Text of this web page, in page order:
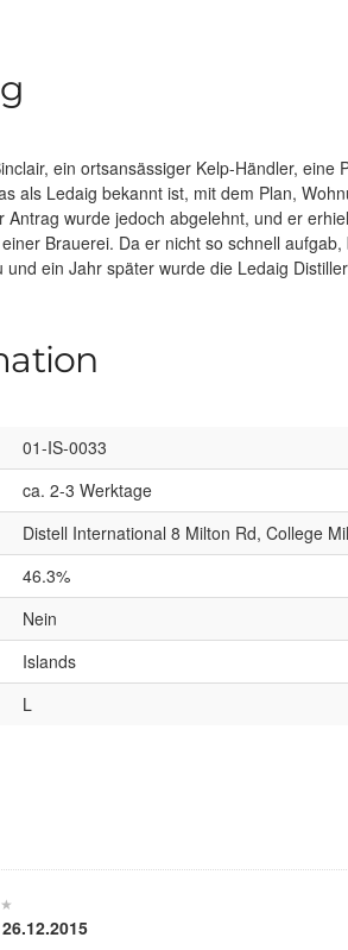
ein ortsansässiger Kelp-Händler, eine
als Ledaig bekannt ist, mit dem Plan,
Antrag wurde jedoch abgelehnt, und er
Brauerei. Da er nicht so schnell aufgab,
und ein Jahr später wurde die Ledaig
Tobermory. Ledaig 10 ist ein
10-jähriger Single Malt Whisky. Es
Distillery. Wie alle Single Malts von
und hat eine natürliche Farbe.
01-IS-0033
ca. 2-3 Werktage
Distell International 8 Milton Rd, College
46.3%
Nein
Islands
L
★
★